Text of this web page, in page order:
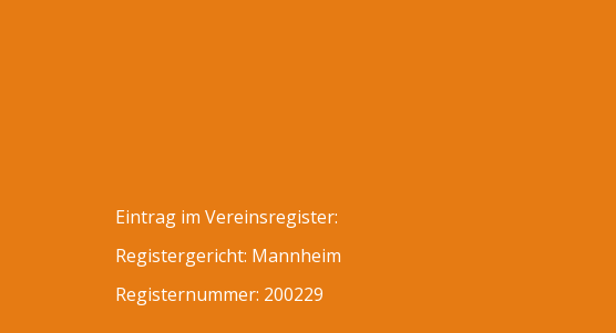
Eintrag im Vereinsregister:
Registergericht: Mannheim
Registernummer: 200229